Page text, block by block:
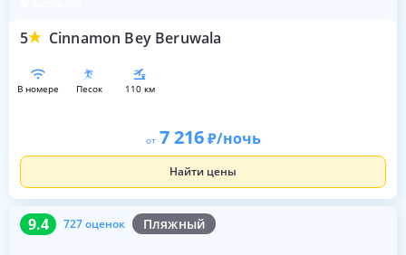
5 Cinnamon Bey Beruwala
в номере песок 110 км
от 7 216 /ночь
Найти цены
9.4 727 оценок Пляжный
9.4 727 оценок